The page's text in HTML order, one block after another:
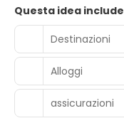
Questa idea include
Destinazioni
Alloggi
assicurazioni